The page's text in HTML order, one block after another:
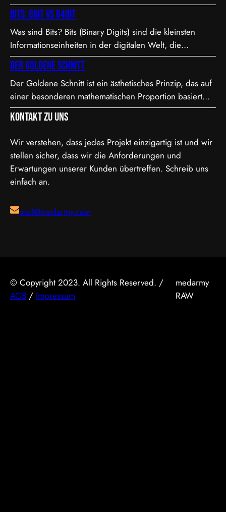
Bezug auf Qualität, Dateigröße und Bitrate abgestimmt.
Hier sind die Details zu den Formaten: 1. XAVC S-I DCI:
• Dies ist eine intraframe-Version von XAVC S, die in DCI
4K-Auflösung (4096×2160) arbeitet. “I” steht für
Intraframe, was bedeutet, dass jedes Bild einzeln…
Bits: 8bit vs 64bit
Was sind Bits? Bits (Binary Digits) sind die kleinsten
Informationseinheiten in der digitalen Welt, die
entweder den Wert 0 oder 1 annehmen können. In der
Videoproduktion, speziell bei der Farbdarstellung und
Verarbeitung, spielt die Bit-Tiefe eine entscheidende
Rolle. Je höher die Bit-Tiefe, desto mehr Informationen
können über die Helligkeit und Farben eines Pixels
gespeichert werden.…
Der Goldene Schnitt
Der Goldene Schnitt ist ein ästhetisches Prinzip, das auf
einer besonderen mathematischen Proportion basiert
und in der Kunst, Architektur, Fotografie und im Film
Anwendung findet. Diese Proportion wird als besonders
harmonisch und natürlich empfunden. Sie ist etwa 1,618
zu 1, was in der Mathematik als das Verhältnis der
Fibonacci-Folge bekannt ist. Mathematische Erklärung
des Goldenen…
Kontakt zu uns
Wir verstehen, dass jedes Projekt einzigartig ist und wir
stellen sicher, dass wir die Anforderungen und
Erwartungen unserer Kunden übertreffen. Schreib uns
einfach an.
mail@medarmy.com
© Copyright 2023. All Rights Reserved. /
AGB / Impressum
medarmy
RAW